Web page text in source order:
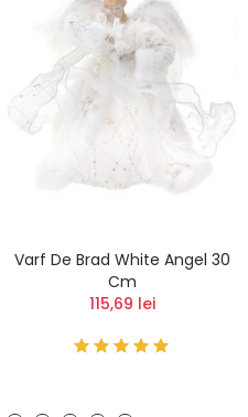
Varf De Brad White Angel 30
Cm
115,69 lei